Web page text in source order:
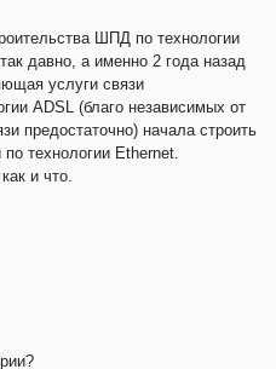
ШПД по технологии
давно, а именно 2 года назад
услуги связи
ADSL (благо независимых от
предостаточно) начала строить
технологии Ethernet.
и что.